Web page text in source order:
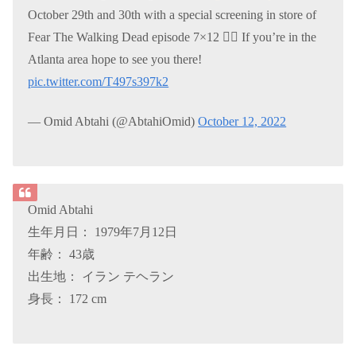
October 29th and 30th with a special screening in store of
Fear The Walking Dead episode 7×12 🧟‍♀️ If you’re in the
Atlanta area hope to see you there!
pic.twitter.com/T497s397k2
— Omid Abtahi (@AbtahiOmid)October 12, 2022
Omid Abtahi
生年月日： 1979年7月12日
年齢： 43歳
出生地： イラン テヘラン
身長： 172 cm